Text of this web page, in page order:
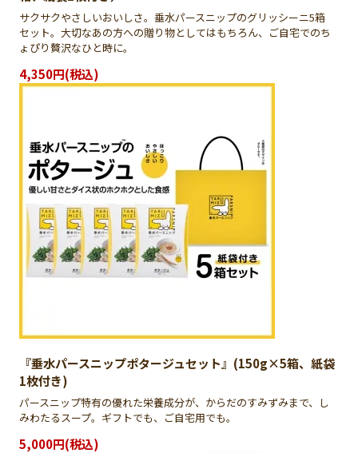
サクサクやさしいおいしさ。垂水パースニップのグリッシーニ5箱
セット。大切なあの方への贈り物としてはもちろん、ご自宅でのち
ょぴり贅沢なひと時に。
4,350円(税込)
『垂水パースニップポタージュセット』(150g×5箱、紙袋
1枚付き)
パースニップ特有の優れた栄養成分が、からだのすみずみまで、し
みわたるスープ。ギフトでも、ご自宅用でも。
5,000円(税込)